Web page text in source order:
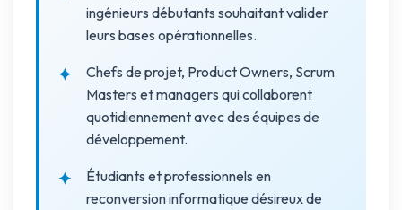
ingénieurs débutants souhaitant valider
leurs bases opérationnelles.
Chefs de projet, Product Owners, Scrum
Masters et managers qui collaborent
quotidiennement avec des équipes de
développement.
Étudiants et professionnels en
reconversion informatique désireux de